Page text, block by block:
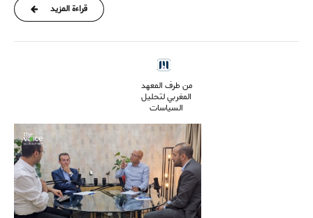
قراءة المزيد
من طرف المعهد
المغربي لتحليل
السياسات